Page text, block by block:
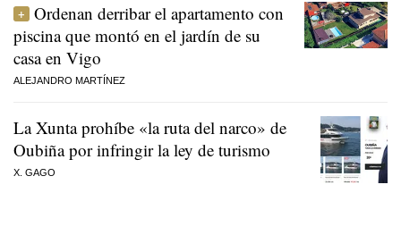
Ordenan derribar el apartamento con
piscina que montó en el jardín de su
casa en Vigo
ALEJANDRO MARTÍNEZ
La Xunta prohíbe «la ruta del narco» de
Oubiña por infringir la ley de turismo
X. GAGO